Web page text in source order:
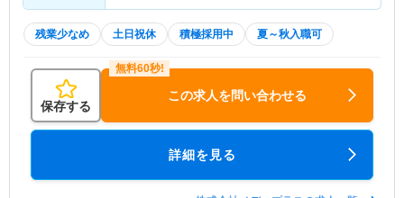
残業少なめ 土日祝休 積極採用中 夏～秋入職可
保存する
この求人を問い合わせる
詳細を見る